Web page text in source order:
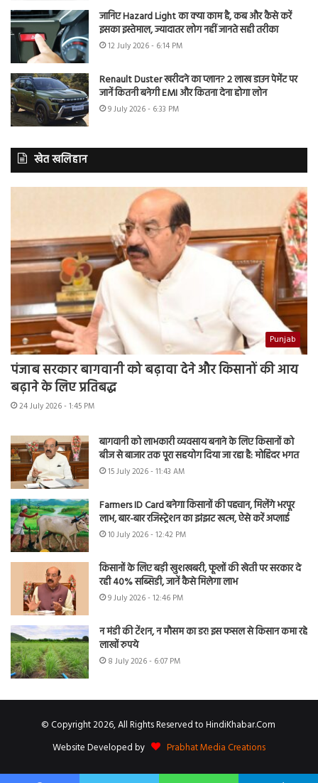
जानिए Hazard Light का क्या काम है, कब और कैसे करें
इसका इस्तेमाल, ज्यादातर लोग नहीं जानते सही तरीका
12 July 2026 - 6:14 PM
Renault Duster खरीदने का प्लान? 2 लाख डाउन पेमेंट पर
जानें कितनी बनेगी EMI और कितना देना होगा लोन
9 July 2026 - 6:33 PM
खेत खलिहान
Punjab
पंजाब सरकार बागवानी को बढ़ावा देने और किसानों की आय
बढ़ाने के लिए प्रतिबद्ध
24 July 2026 - 1:45 PM
बागवानी को लाभकारी व्यवसाय बनाने के लिए किसानों को
बीज से बाजार तक पूरा सहयोग दिया जा रहा है: मोहिंदर भगत
15 July 2026 - 11:43 AM
Farmers ID Card बनेगा किसानों की पहचान, मिलेंगे भरपूर
लाभ, बार-बार रजिस्ट्रेशन का झंझट खत्म, ऐसे करें अप्लाई
10 July 2026 - 12:42 PM
किसानों के लिए बड़ी खुशखबरी, फूलों की खेती पर सरकार दे
रही 40% सब्सिडी, जानें कैसे मिलेगा लाभ
9 July 2026 - 12:46 PM
न मंडी की टेंशन, न मौसम का डर! इस फसल से किसान कमा रहे
लाखों रुपये
8 July 2026 - 6:07 PM
© Copyright 2026, All Rights Reserved to HindiKhabar.Com
Website Developed by
Prabhat Media Creations